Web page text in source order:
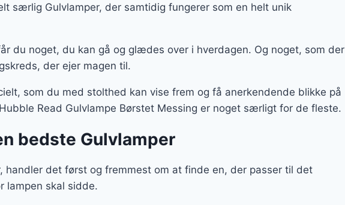
særlig Gulvlamper, der samtidig fungerer som en helt unik
du noget, du kan gå og glædes over i hverdagen. Og noget, som der
der ejer magen til.
som du med stolthed kan vise frem og få anerkendende blikke på
Read Gulvlampe Børstet Messing er noget særligt for de fleste.
bedste Gulvlamper
handler det først og fremmest om at finde en, der passer til det
lampen skal sidde.